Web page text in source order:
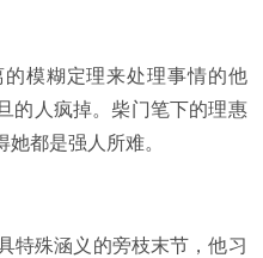
模糊定理来处理事情的他
的人疯掉。柴门笔下的理惠
都是强人所难。
特殊涵义的旁枝末节，他习